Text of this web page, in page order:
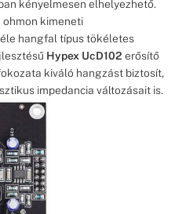
kényelmesen elhelyezhető.
ohmon kimeneti
hangfal típus tökéletes
Hypex UcD102 erősítő
kiváló hangzást biztosít,
impedancia változásait is.